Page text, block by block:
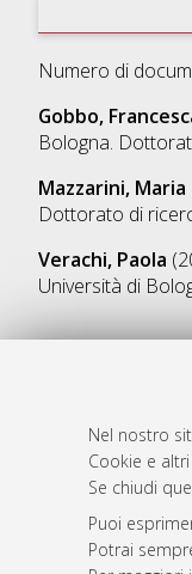
Nel nostro
Cookie e
Se chiudi
Puoi
Potrai
Numero di
Gobbo,
Bologna.
Mazzarini, Maria
Dottorato di
Verachi, Paola
Università di
Rss 1.0
Rss 2.0